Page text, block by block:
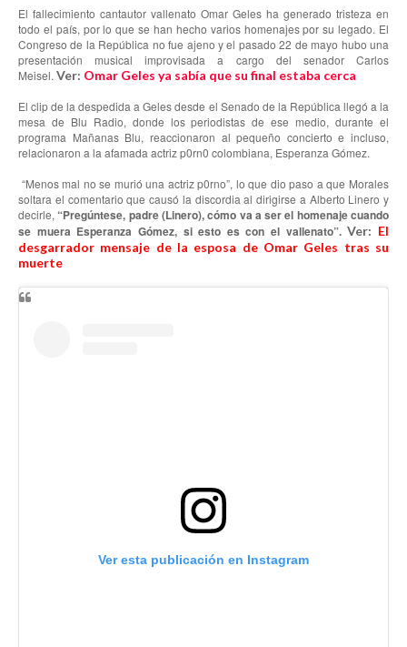
El fallecimiento cantautor vallenato Omar Geles ha generado tristeza en
todo el país, por lo que se han hecho varios homenajes por su legado. El
Congreso de la República no fue ajeno y el pasado 22 de mayo hubo una
presentación musical improvisada a cargo del senador Carlos
Meisel.Ver: Omar Geles ya sabía que su final estaba cerca
El clip de la despedida a Geles desde el Senado de la República llegó a la
mesa de Blu Radio, donde los periodistas de ese medio, durante el
programa Mañanas Blu, reaccionaron al pequeño concierto e incluso,
relacionaron a la afamada actriz p0rn0 colombiana, Esperanza Gómez.
“Menos mal no se murió una actriz p0rno”, lo que dio paso a que Morales
soltara el comentario que causó la discordia al dirigirse a Alberto Linero y
decirle,“Pregúntese, padre (Linero), cómo va a ser el homenaje cuando
se muera Esperanza Gómez, si esto es con el vallenato”.Ver: El
desgarrador mensaje de la esposa de Omar Geles tras su
muerte
Ver esta publicación en Instagram